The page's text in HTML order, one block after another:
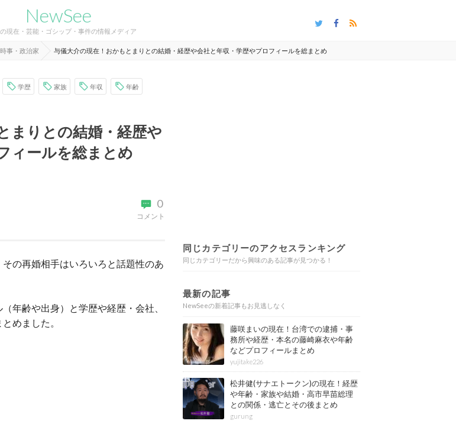
NewSee
現在・芸能・ゴシップ・事件の情報メディア
時事・政治家 与儀大介の現在！おかもとまりとの結婚・経歴や会社と年収・学歴やプロフィールを総まとめ
学歴 家族 年収 年齢
まりとの結婚・経歴や
ィールを総まとめ
0
コメント
の再婚相手はいろいろと話題性のあ
年齢や出身）と学歴や経歴・会社、
めました。
同じカテゴリーのアクセスランキング
同じカテゴリーだから興味のある記事が見つかる！
最新の記事
NewSeeの新着記事もお見逃しなく
藤咲まいの現在！台湾での逮捕・事
務所や経歴・本名の藤崎麻衣や年齢
などプロフィールまとめ
yujitake226
松井健(サナエトークン)の現在！経歴
や年齢・家族や結婚・高市早苗総理
との関係・逃亡とその後まとめ
gurung